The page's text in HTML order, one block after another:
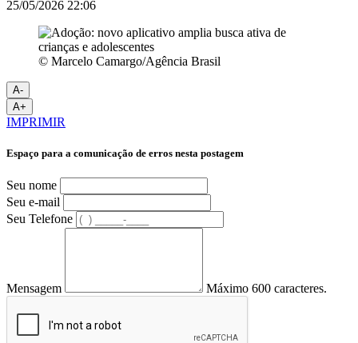
25/05/2026 22:06
© Marcelo Camargo/Agência Brasil
A-
A+
IMPRIMIR
Espaço para a comunicação de erros nesta postagem
Seu nome
Seu e-mail
Seu Telefone
Mensagem Máximo 600 caracteres.